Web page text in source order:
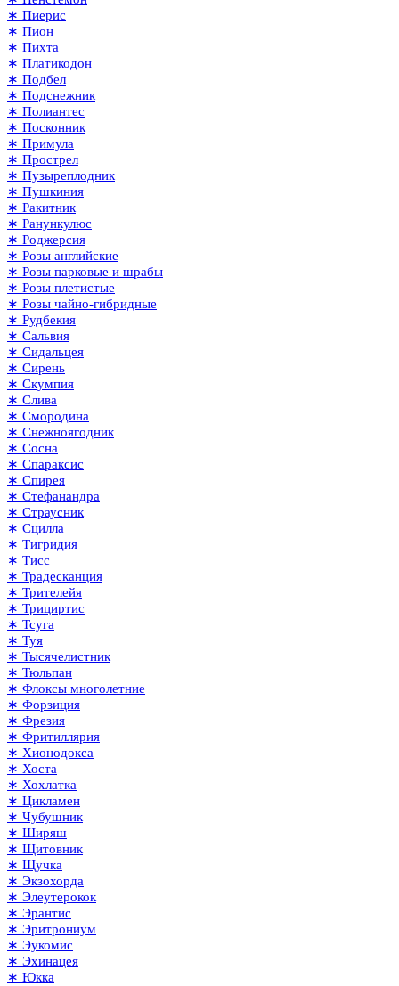
∗ Пиерис
∗ Пион
∗ Пихта
∗ Платикодон
∗ Подбел
∗ Подснежник
∗ Полиантес
∗ Посконник
∗ Примула
∗ Прострел
∗ Пузыреплодник
∗ Пушкиния
∗ Ракитник
∗ Ранункулюс
∗ Роджерсия
∗ Розы английские
∗ Розы парковые и шрабы
∗ Розы плетистые
∗ Розы чайно-гибридные
∗ Рудбекия
∗ Сальвия
∗ Сидальцея
∗ Сирень
∗ Скумпия
∗ Слива
∗ Смородина
∗ Снежноягодник
∗ Сосна
∗ Спараксис
∗ Спирея
∗ Стефанандра
∗ Страусник
∗ Сцилла
∗ Тигридия
∗ Тисс
∗ Традесканция
∗ Трителейя
∗ Трициртис
∗ Тсуга
∗ Туя
∗ Тысячелистник
∗ Тюльпан
∗ Флоксы многолетние
∗ Форзиция
∗ Фрезия
∗ Фритиллярия
∗ Хионодокса
∗ Хоста
∗ Хохлатка
∗ Цикламен
∗ Чубушник
∗ Ширяш
∗ Щитовник
∗ Щучка
∗ Экзохорда
∗ Элеутерокок
∗ Эрантис
∗ Эритрониум
∗ Эукомис
∗ Эхинацея
∗ Юкка